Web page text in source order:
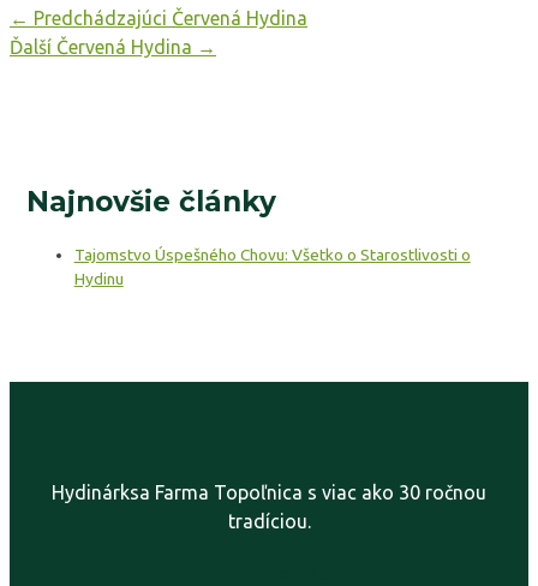
← Predchádzajúci Červená Hydina
Ďalší Červená Hydina →
Najnovšie články
Tajomstvo Úspešného Chovu: Všetko o Starostlivosti o
Hydinu
Hydinárksa Farma Topoľnica s viac ako 30 ročnou
tradíciou.